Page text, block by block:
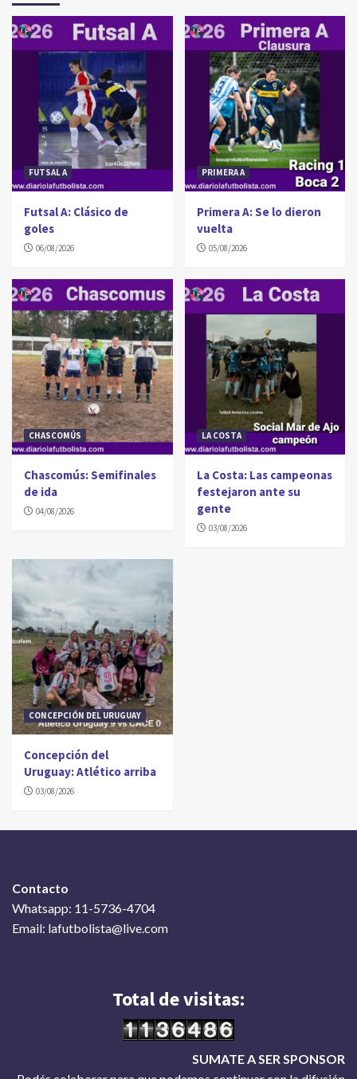
FUTSAL A
Futsal A: Clásico de
goles
06/08/2026
PRIMERA A
Primera A: Se lo dieron
vuelta
05/08/2026
CHASCOMÚS
Chascomús: Semifinales
de ida
04/08/2026
LA COSTA
La Costa: Las campeonas
festejaron ante su
gente
03/08/2026
CONCEPCIÓN DEL URUGUAY
Concepción del
Uruguay: Atlético arriba
03/08/2026
Contacto
Whatsapp: 11-5736-4704
Email: lafutbolista@live.com
Total de visitas:
SUMATE A SER SPONSOR